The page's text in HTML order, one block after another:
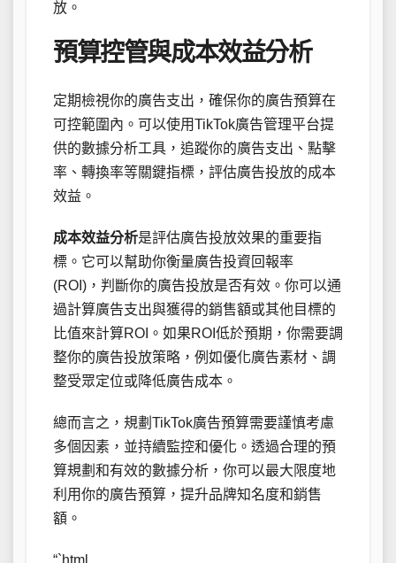
放。
預算控管與成本效益分析
定期檢視你的廣告支出，確保你的廣告預算在
可控範圍內。可以使用TikTok廣告管理平台提
供的數據分析工具，追蹤你的廣告支出、點擊
率、轉換率等關鍵指標，評估廣告投放的成本
效益。
成本效益分析是評估廣告投放效果的重要指
標。它可以幫助你衡量廣告投資回報率
(ROI)，判斷你的廣告投放是否有效。你可以通
過計算廣告支出與獲得的銷售額或其他目標的
比值來計算ROI。如果ROI低於預期，你需要調
整你的廣告投放策略，例如優化廣告素材、調
整受眾定位或降低廣告成本。
總而言之，規劃TikTok廣告預算需要謹慎考慮
多個因素，並持續監控和優化。透過合理的預
算規劃和有效的數據分析，你可以最大限度地
利用你的廣告預算，提升品牌知名度和銷售
額。